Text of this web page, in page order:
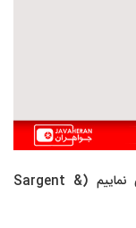
نام لاتین آن را برای شما در این جا ذکر می نماییم (Sargent &